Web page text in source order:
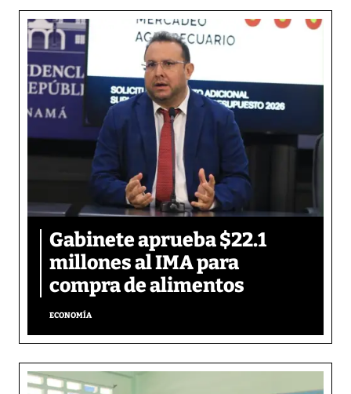
Gabinete aprueba $22.1
millones al IMA para
compra de alimentos
ECONOMÍA